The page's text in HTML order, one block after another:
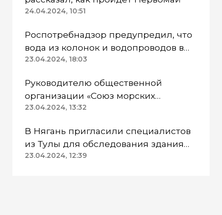
24.04.2024, 10:51
Роспотребнадзор предупредил, что
вода из колонок и водопроводов в
Казанском районе непригодна для
23.04.2024, 18:03
Руководителю общественной
организации «Союз морских
пехотинцев» Югры вынесли
23.04.2024, 13:32
В Нягань пригласили специалистов
из Тулы для обследования здания
ДК «Геолог»
23.04.2024, 12:39